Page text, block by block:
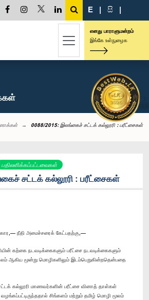
E | සි |
எனது பாராளுமன்றம்
இங்கே உள்நுழைக
0088/2015: இலங்கைச் சட்டக் கல்லூரி : பரீட்சைகள்
பதிலளிக்கப்பட்டவைகள்
சட்டக் கல்லூரி : பரீட்சைகள்
நீதி அமைச்சரைக் கேட்பதற்கு,—
கற்கை நடவடிக்கைகளும் பரீட்சை நடவடிக்கைகளும்
ஆகிய மூன்று மொழிகளிலும் இடம்பெறுகின்றதென்பதை
கல்லூரி மாணவர்களின் பரீட்சை வினாத் தாள்கள்
சிங்களம் மற்றும் தமிழ் மொழி மூலம்